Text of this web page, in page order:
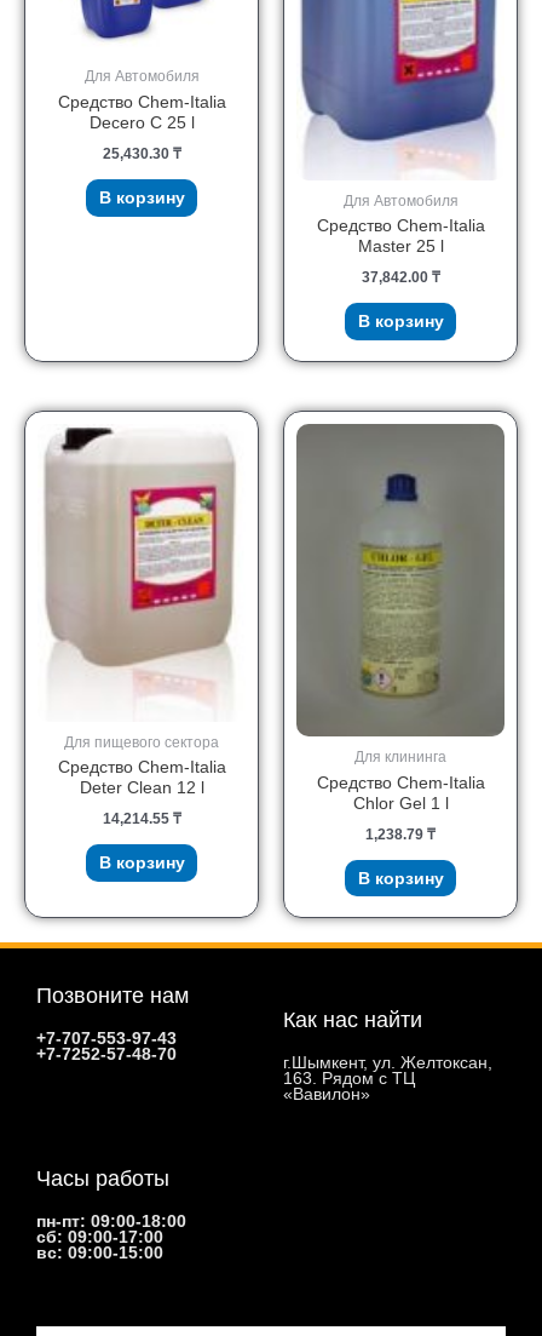
Для Автомобиля
Средство Chem-Italia
Decero C 25 l
25,430.30 ₸
В корзину Для Автомобиля
Средство Chem-Italia
Master 25 l
37,842.00 ₸
В корзину
Для пищевого сектора
Средство Chem-Italia
Deter Clean 12 l
14,214.55 ₸
В корзину
Для клининга
Средство Chem-Italia
Chlor Gel 1 l
1,238.79 ₸
В корзину
Позвоните нам
+7-707-553-97-43
+7-7252-57-48-70
Как нас найти
г.Шымкент, ул. Желтоксан,
163. Рядом с ТЦ
«Вавилон»
Часы работы
пн-пт: 09:00-18:00
сб: 09:00-17:00
вс: 09:00-15:00